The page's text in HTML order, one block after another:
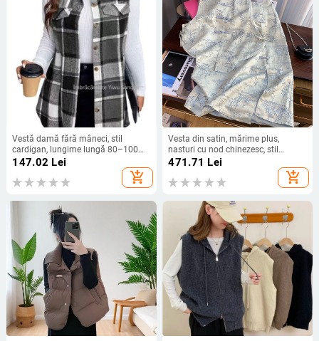
Vestă damă fără mâneci, stil
cardigan, lungime lungă 80–100
cm, model carouri, poliester
147.02 Lei
add_shopping_cart
Vesta din satin, mărime plus,
nasturi cu nod chinezesc, stil
chinezesc 2026
471.71 Lei
add_shopping_cart